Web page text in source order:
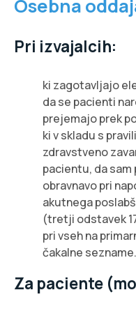
Osebna
Pri izvajalcih:
ki zagotavljajo
da se pacienti
prejemajo prek
ki v skladu s
zdravstveno
pacientu, da
obravnavo pri
akutnega
(tretji odstavek
pri vseh na
čakalne sezname.
Za paciente